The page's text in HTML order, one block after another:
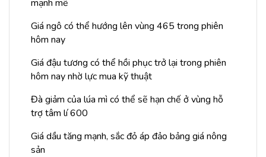
mạnh mẽ
Giá ngô có thể hướng lên vùng 465 trong phiên
hôm nay
Giá đậu tương có thể hồi phục trở lại trong phiên
hôm nay nhờ lực mua kỹ thuật
Đà giảm của lúa mì có thể sẽ hạn chế ở vùng hỗ
trợ tâm lí 600
Giá dầu tăng mạnh, sắc đỏ áp đảo bảng giá nông
sản